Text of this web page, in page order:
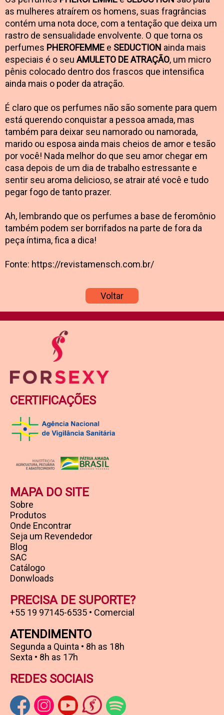
as mulheres atraírem os homens, suas fragrâncias
contém uma nota doce, com a tentação que deixa um
rastro de sensualidade envolvente. O que torna os
perfumes PHEROFEMME e SEDUCTION ainda mais
especiais é o seu AMULETO DE ATRAÇÃO, um micro
pênis colocado dentro dos frascos que intensifica
ainda mais o poder da atração.
É claro que os perfumes não são somente para quem
está querendo conquistar a pessoa amada, mas
também para deixar seu namorado ou namorada,
marido ou esposa ainda mais cheios de amor e tesão
por você! Nada melhor do que seu amor chegar em
casa depois de um dia de trabalho estressante e
sentir seu aroma delicioso, se atrair até você e tudo
pegar fogo de tanto prazer.
Ah, lembrando que os perfumes a base de feromônio
também podem ser borrifados na parte de fora da
peça íntima, fica a dica!
Fonte: https://revistamensch.com.br/
Voltar
CERTIFICAÇÕES
MAPA DO SITE
Sobre
Produtos
Onde Encontrar
Seja um Revendedor
Blog
SAC
Catálogo
Donwloads
PRECISA DE SUPORTE?
+55 19 97145-6535 • Comercial
ATENDIMENTO
Segunda a Quinta • 8h as 18h
Sexta • 8h as 17h
REDES SOCIAIS